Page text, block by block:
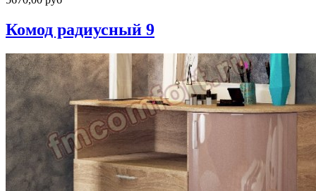
Комод радиусный 9